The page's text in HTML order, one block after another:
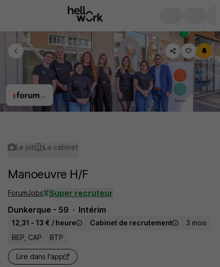
Le job Le cabinet
Manoeuvre H/F
ForumJobs
Super recruteur
Dunkerque - 59
Intérim
12,31 - 13 € / heure Cabinet de recrutement
3 mois
BEP, CAP
BTP
Lire dans l'app